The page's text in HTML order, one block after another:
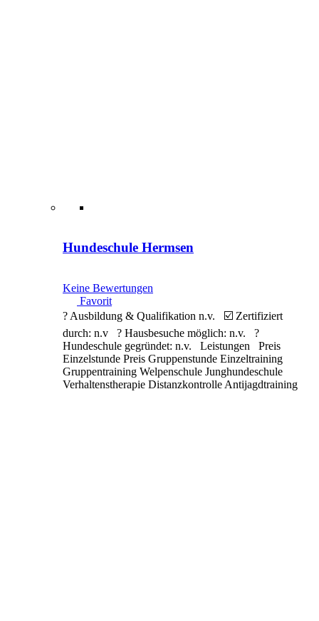
Hundeschule Hermsen
Keine Bewertungen
Favorit
? Ausbildung & Qualifikation n.v. ☑️ Zertifiziert
durch: n.v ? Hausbesuche möglich: n.v. ?
Hundeschule gegründet: n.v. Leistungen Preis
Einzelstunde Preis Gruppenstunde Einzeltraining
Gruppentraining Welpenschule Junghundeschule
Verhaltenstherapie Distanzkontrolle Antijagdtraining